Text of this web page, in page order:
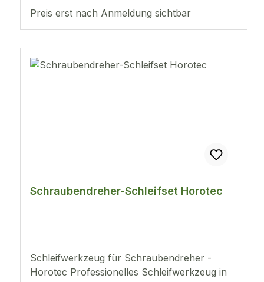
benzieher. Eigenschaften : - Ideales
Schraubenzieherprofil.- Leichte und genaue
Schraubenart.- Schnellwechsel von
einem Schraubenzieher zum andern .-
Preis erst nach Anmeldung sichtbar
Schraubendreher-Schleifset Horotec
Schleifwerkzeug für Schraubendreher -
Horotec Professionelles Schleifwerkzeug in